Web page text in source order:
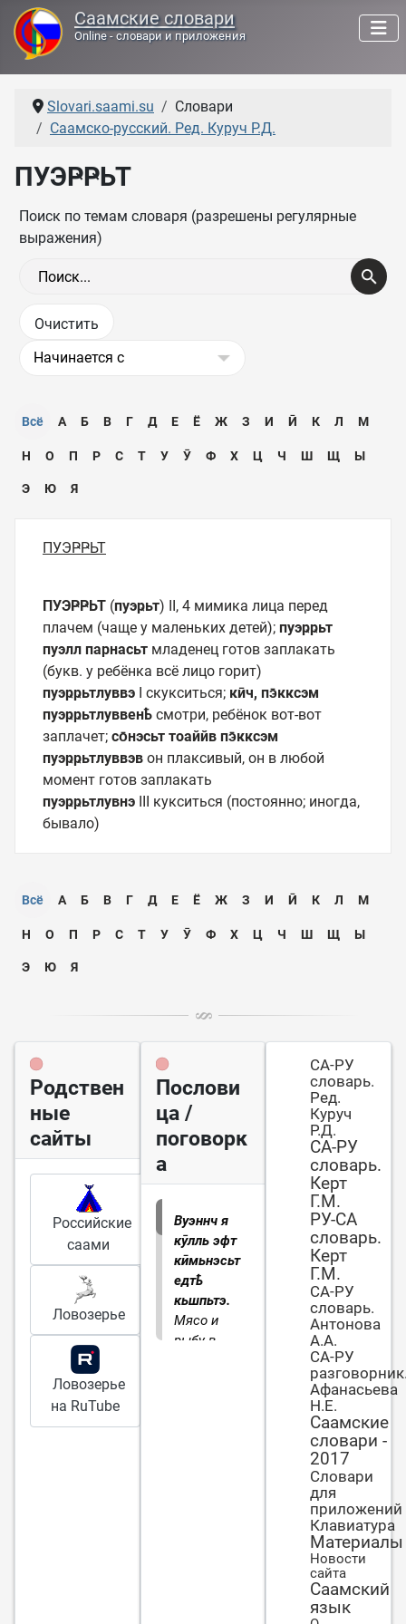
Саамские словари
Online - словари и приложения
Slovari.saami.su
Словари
Саамско-русский. Ред. Куруч Р.Д.
ПУЭҎҎЬТ
Поиск по темам словаря (разрешены регулярные
выражения)
Всё А Б В Г Д Е Ё Ж З И Ӣ К Л М
Н О П Р С Т У Ӯ Ф Х Ц Ч Ш Щ Ы
Э Ю Я
ПУЭҎҎЬТ
ПУЭҎҎЬТ (пуэҏьт) II, 4 мимика лица перед
плачем (чаще у маленьких детей); пуэҏҏьт
пуэлл парнасьт младенец готов заплакать
(букв. у ребёнка всё лицо горит)
пуэҏҏьтлуввэ I скукситься; кӣч, пэ̄кксэм
пуэҏҏьтлуввенҍ смотри, ребёнок вот-вот
заплачет; со̄нэсьт тоаййв пэ̄кксэм
пуэҏҏьтлуввэв он плаксивый, он в любой
момент готов заплакать
пуэҏҏьтлувнэ III кукситься (постоянно; иногда,
бывало)
Всё А Б В Г Д Е Ё Ж З И Ӣ К Л М
Н О П Р С Т У Ӯ Ф Х Ц Ч Ш Щ Ы
Э Ю Я
Родствен
ные
сайты
Российские
саами
Ловозерье
Ловозерье
на RuTube
Послови
ца /
поговорк
а
Вуэннч я
кӯлль эфт
кӣмьнэсьт
едтҍ
кьшпьтэ.
Мясо и
рыбу в
СА-РУ
словарь.
Ред.
Куруч
Р.Д.
СА-РУ
словарь.
Керт
Г.М.
РУ-СА
словарь.
Керт
Г.М.
СА-РУ
словарь.
Антонова
А.А.
СА-РУ
Афанасьева
Н.Е.
Саамские
словари -
2017
Словари
для
приложений
Клавиатура
Материалы
Новости
сайта
Саамский
язык